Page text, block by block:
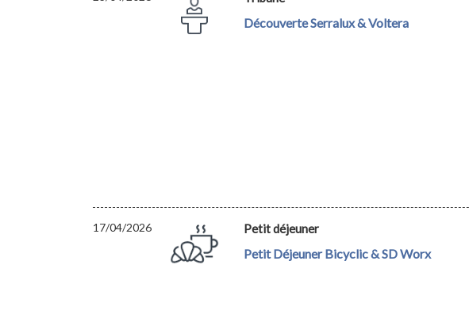
Découverte Serralux & Voltera
17/04/2026 Petit déjeuner
Petit Déjeuner Bicyclic & SD Worx